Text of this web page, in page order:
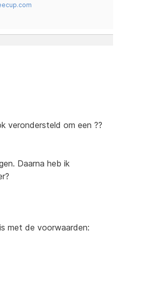
verondersteld om een ??
Daarna heb ik
met de voorwaarden: